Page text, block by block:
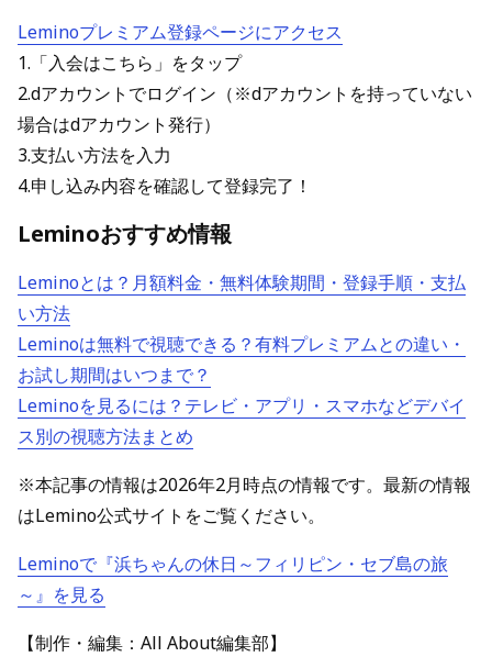
Leminoプレミアム登録ページにアクセス
1.「入会はこちら」をタップ
2.dアカウントでログイン（※dアカウントを持っていない
場合はdアカウント発行）
3.支払い方法を入力
4.申し込み内容を確認して登録完了！
Leminoおすすめ情報
Leminoとは？月額料金・無料体験期間・登録手順・支払
い方法
Leminoは無料で視聴できる？有料プレミアムとの違い・
お試し期間はいつまで？
Leminoを見るには？テレビ・アプリ・スマホなどデバイ
ス別の視聴方法まとめ
※本記事の情報は2026年2月時点の情報です。最新の情報
はLemino公式サイトをご覧ください。
Leminoで『浜ちゃんの休日～フィリピン・セブ島の旅
～』を見る
【制作・編集：All About編集部】